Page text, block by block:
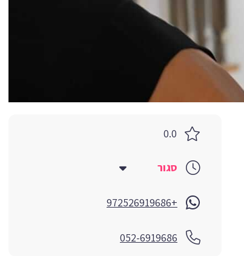
0.0
סגור
+972526919686
052-6919686